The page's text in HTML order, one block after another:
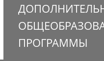
ПРОГРАММЫ